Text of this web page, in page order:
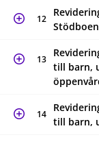
12
13
till barn,
14
till barn,